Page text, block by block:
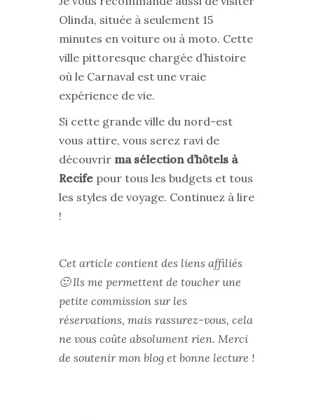
Olinda, située à seulement 15
minutes en voiture ou à moto. Cette
ville pittoresque chargée d’histoire
où le Carnaval est une vraie
expérience de vie.
Si cette grande ville du nord-est
vous attire, vous serez ravi de
découvrir ma sélection d’hôtels à
Recife pour tous les budgets et tous
les styles de voyage. Continuez à lire
!
Cet article contient des liens affiliés
🙂 Ils me permettent de toucher une
petite commission sur les
réservations, mais rassurez-vous, cela
ne vous coûte absolument rien. Merci
de soutenir mon blog et bonne lecture !